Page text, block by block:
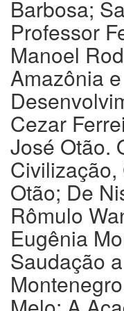
Barbosa;
Professor
Manoel
Amazônia
Cezar
José Otão.
Otão; De
Rômulo
Eugênia
Saudação